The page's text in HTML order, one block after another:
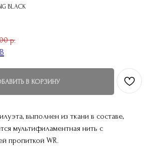
BLACK
р.
В КОРЗИНУ
выполнен из ткани в составе,
мультифиламентная нить с
пропиткой WR.